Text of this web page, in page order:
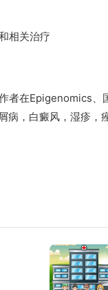
相关治疗
者在Epigenomics、
，白癜风，湿疹，